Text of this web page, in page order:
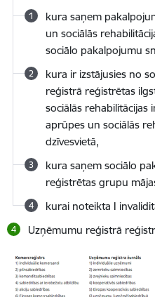
kura saņem
un sociālās
sociālo pakalpojumu
kura ir izstājusies no
reģistrā reģistrētas
sociālās rehabilitācijas
aprūpes un sociālās
dzīvesvietā,
kura saņem sociālo
reģistrētas grupu
kurai noteikta I
Uzņēmumu reģistrā